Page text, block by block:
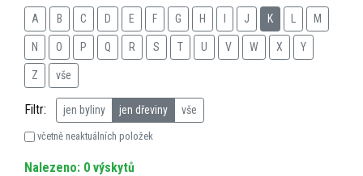
A B C D E F G H J K M
N O P Q R S T U V W X Y
Z vše
Filtr: jen byliny jen dřeviny vše
včetně neaktuálních položek
Nalezeno: 0 výskytů